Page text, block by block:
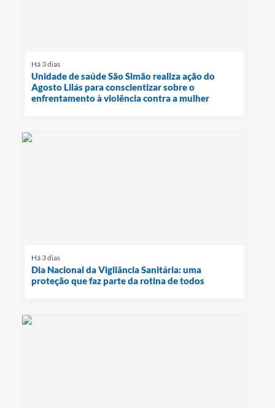
Há 3 dias
Unidade de saúde São Simão realiza ação do
Agosto Lilás para conscientizar sobre o
enfrentamento à violência contra a mulher
Há 3 dias
Dia Nacional da Vigilância Sanitária: uma
proteção que faz parte da rotina de todos